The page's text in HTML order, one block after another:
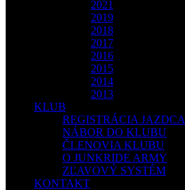
2021
2019
2018
2017
2016
2015
2014
2013
KLUB
REGISTRÁCIA JAZDCA
NÁBOR DO KLUBU
ČLENOVIA KLUBU
O JUNKRIDE ARMY
ZĽAVOVÝ SYSTÉM
KONTAKT